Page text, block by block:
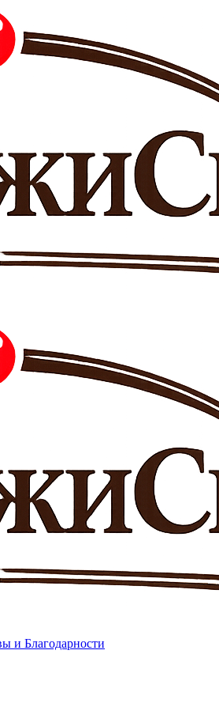
и Благодарности